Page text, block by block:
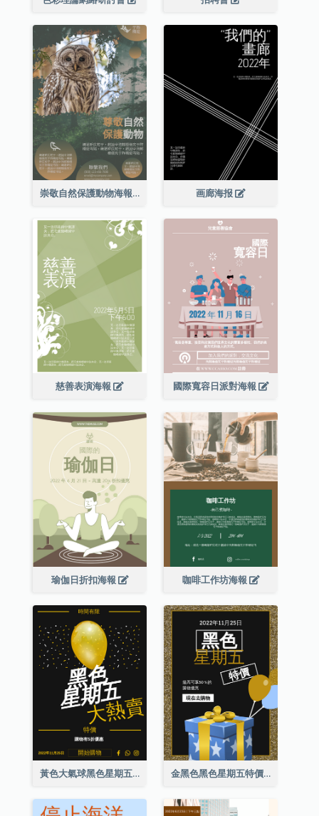
崇敬自然保護動物海報 画廊海报
慈善表演海報 國際寬容日派對海報
瑜伽日折扣海報 咖啡工作坊海報
黃色大氣球黑色星期五特價海報 金黑色黑色星期五特價海報